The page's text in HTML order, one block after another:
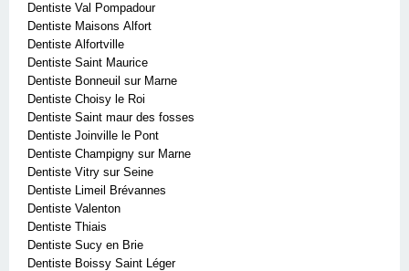
Dentiste Val Pompadour
Dentiste Maisons Alfort
Dentiste Alfortville
Dentiste Saint Maurice
Dentiste Bonneuil sur Marne
Dentiste Choisy le Roi
Dentiste Saint maur des fosses
Dentiste Joinville le Pont
Dentiste Champigny sur Marne
Dentiste Vitry sur Seine
Dentiste Limeil Brévannes
Dentiste Valenton
Dentiste Thiais
Dentiste Sucy en Brie
Dentiste Boissy Saint Léger